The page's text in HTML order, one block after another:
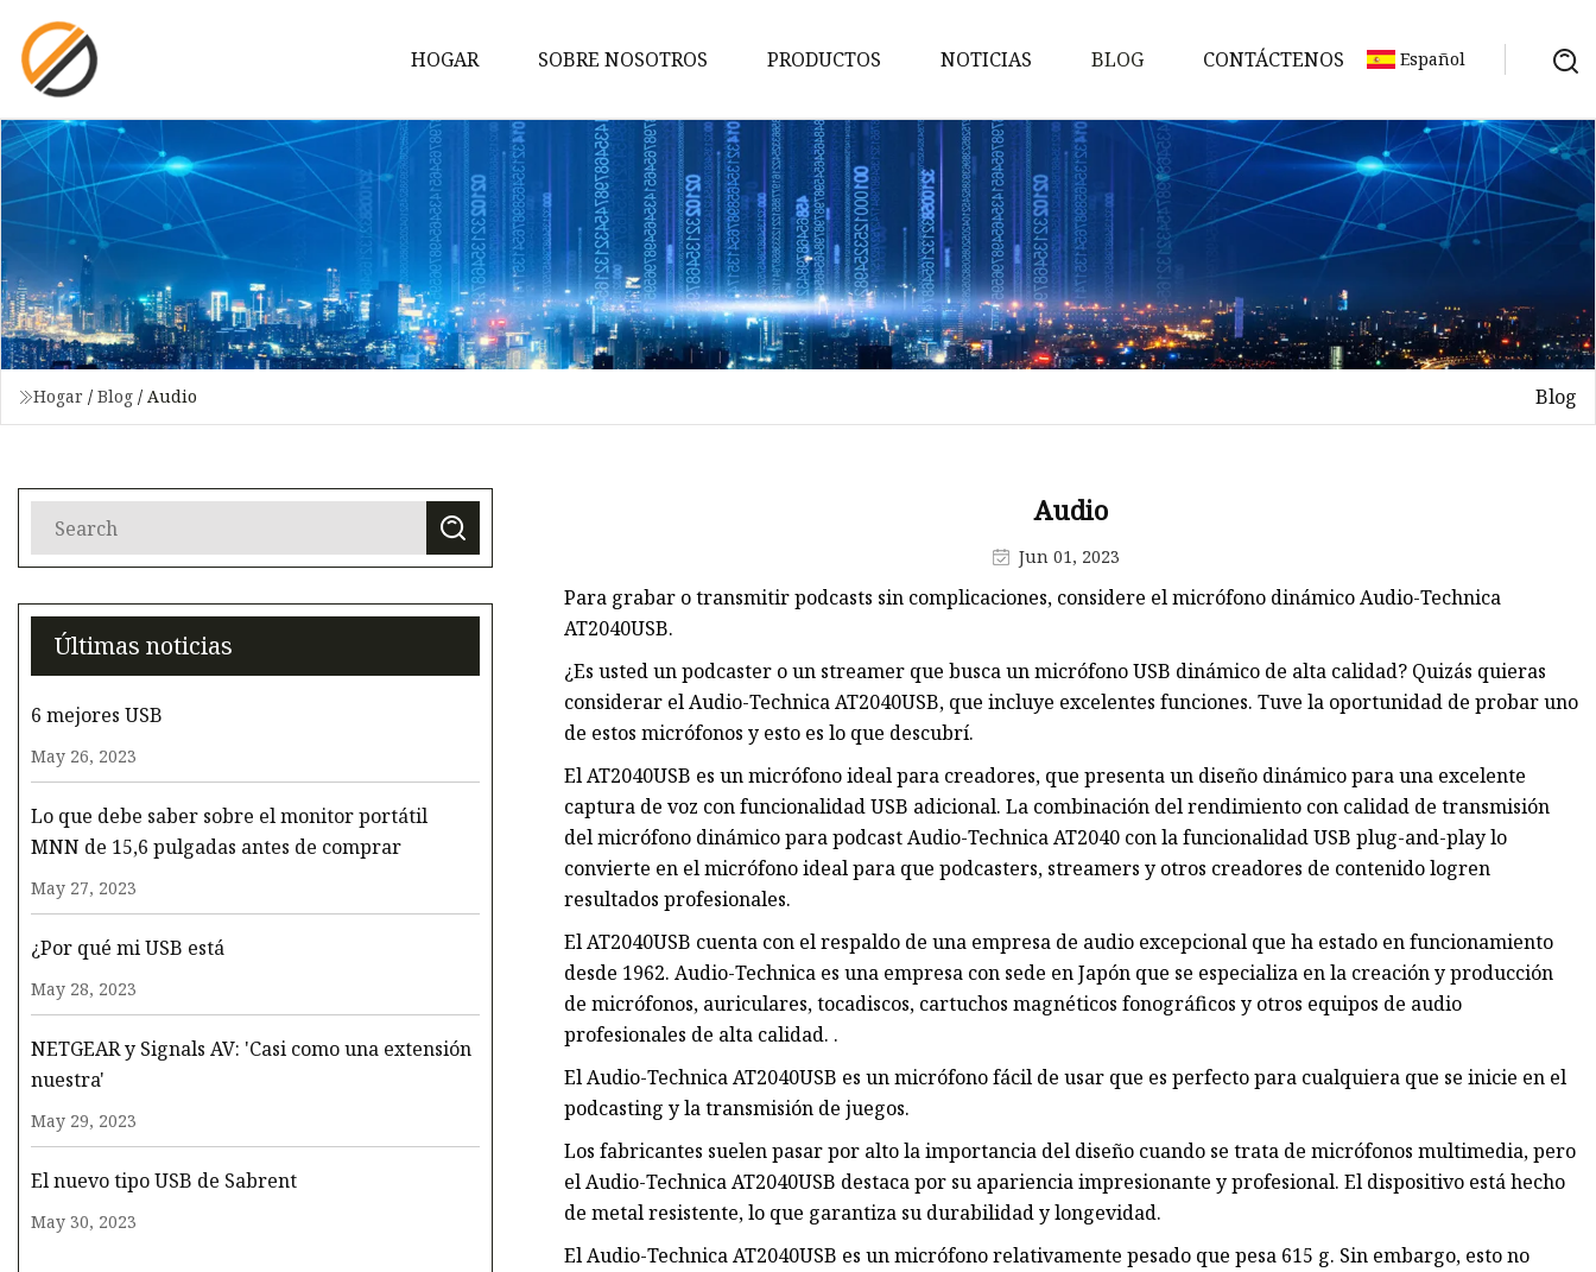
HOGAR SOBRE NOSOTROS PRODUCTOS
Conmutador de red
Energía de la red
Adaptador de red
Consumidor de electronicos
Conmutador POE
Adaptador TIPO
NOTICIAS BLOG CONTÁCTENOS Español
Hogar / Blog / Audio Blog
Últimas noticias
6 mejores USB
May 26, 2023
Lo que debe saber sobre el monitor portátil
MNN de 15,6 pulgadas antes de comprar
May 27, 2023
¿Por qué mi USB está
May 28, 2023
NETGEAR y Signals AV: 'Casi como una extensión
nuestra'
May 29, 2023
El nuevo tipo USB de Sabrent
May 30, 2023
Audio
Jun 01, 2023
Para grabar o transmitir podcasts sin complicaciones, considere el micrófono dinámico Audio-Technica
AT2040USB.
¿Es usted un podcaster o un streamer que busca un micrófono USB dinámico de alta calidad? Quizás quieras
considerar el Audio-Technica AT2040USB, que incluye excelentes funciones. Tuve la oportunidad de probar uno
de estos micrófonos y esto es lo que descubrí.
El AT2040USB es un micrófono ideal para creadores, que presenta un diseño dinámico para una excelente
captura de voz con funcionalidad USB adicional. La combinación del rendimiento con calidad de transmisión
del micrófono dinámico para podcast Audio-Technica AT2040 con la funcionalidad USB plug-and-play lo
convierte en el micrófono ideal para que podcasters, streamers y otros creadores de contenido logren
resultados profesionales.
El AT2040USB cuenta con el respaldo de una empresa de audio excepcional que ha estado en funcionamiento
desde 1962. Audio-Technica es una empresa con sede en Japón que se especializa en la creación y producción
de micrófonos, auriculares, tocadiscos, cartuchos magnéticos fonográficos y otros equipos de audio
profesionales de alta calidad. .
El Audio-Technica AT2040USB es un micrófono fácil de usar que es perfecto para cualquiera que se inicie en el
podcasting y la transmisión de juegos.
Los fabricantes suelen pasar por alto la importancia del diseño cuando se trata de micrófonos multimedia, pero
el Audio-Technica AT2040USB destaca por su apariencia impresionante y profesional. El dispositivo está hecho
de metal resistente, lo que garantiza su durabilidad y longevidad.
El Audio-Technica AT2040USB es un micrófono relativamente pesado que pesa 615 g. Sin embargo, esto no